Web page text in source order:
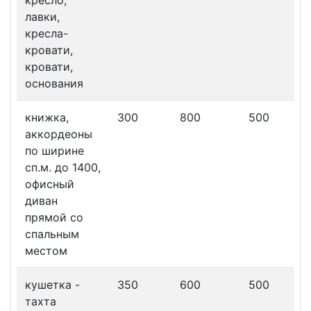
лавки,
кресла-
кровати,
кровати,
основания
книжка,
аккордеоны
по ширине
сп.м. до 1400,
офисный
диван
прямой со
спальным
местом
300 800 500
кушетка -
тахта
350 600 500